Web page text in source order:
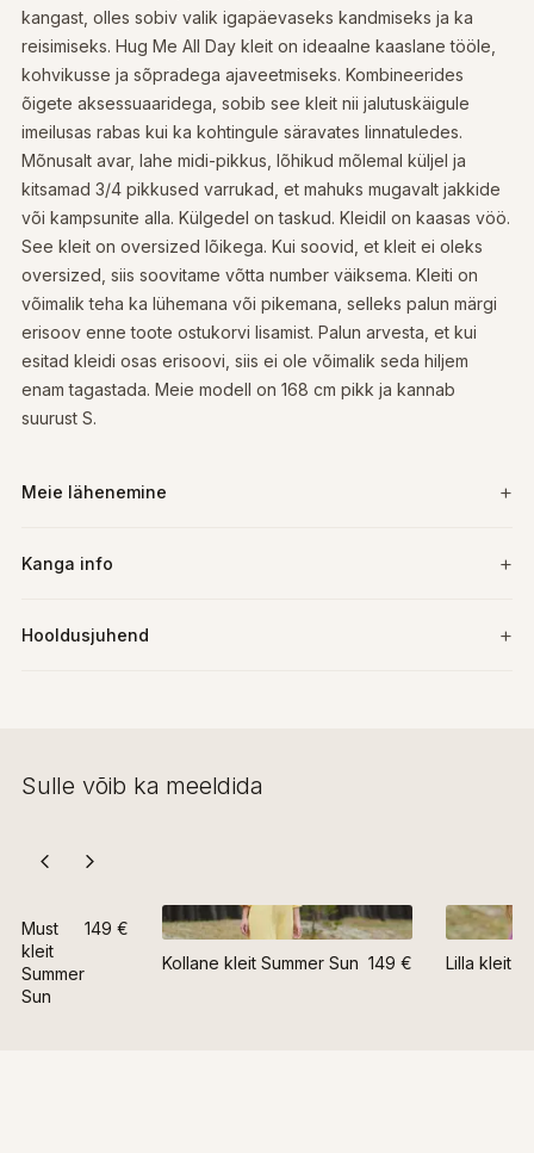
kangast, olles sobiv valik igapäevaseks kandmiseks ja ka
reisimiseks. Hug Me All Day kleit on ideaalne kaaslane tööle,
kohvikusse ja sõpradega ajaveetmiseks. Kombineerides
õigete aksessuaaridega, sobib see kleit nii jalutuskäigule
imeilusas rabas kui ka kohtingule säravates linnatuledes.
Mõnusalt avar, lahe midi-pikkus, lõhikud mõlemal küljel ja
kitsamad 3/4 pikkused varrukad, et mahuks mugavalt jakkide
või kampsunite alla. Külgedel on taskud. Kleidil on kaasas vöö.
See kleit on oversized lõikega. Kui soovid, et kleit ei oleks
oversized, siis soovitame võtta number väiksema. Kleiti on
võimalik teha ka lühemana või pikemana, selleks palun märgi
erisoov enne toote ostukorvi lisamist. Palun arvesta, et kui
esitad kleidi osas erisoovi, siis ei ole võimalik seda hiljem
enam tagastada. Meie modell on 168 cm pikk ja kannab
suurust S.
Meie lähenemine
Kanga info
Hooldusjuhend
Sulle võib ka meeldida
Must
kleit
Summer
Sun
149 €
Kollane kleit Summer Sun 149 € Lilla kleit